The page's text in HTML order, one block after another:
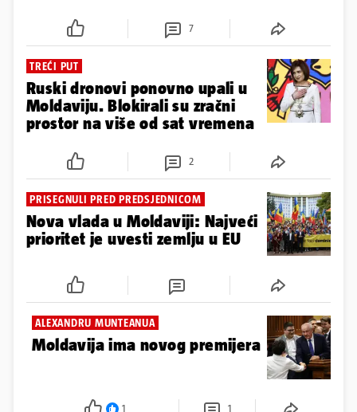
7
TREĆI PUT
Ruski dronovi ponovno upali u
Moldaviju. Blokirali su zračni
prostor na više od sat vremena
2
PRISEGNULI PRED PREDSJEDNICOM
Nova vlada u Moldaviji: Najveći
prioritet je uvesti zemlju u EU
ALEXANDRU MUNTEANUA
Moldavija ima novog premijera
1 1